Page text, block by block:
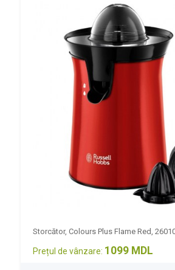
Storcător, Colours Plus Flame Red,
Prețul de vânzare: 1099 MDL